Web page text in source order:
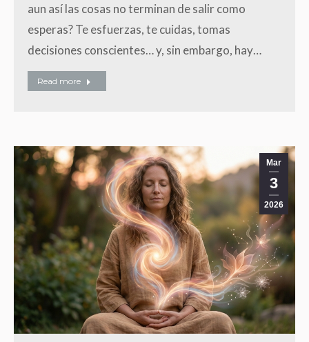
aun así las cosas no terminan de salir como
esperas? Te esfuerzas, te cuidas, tomas
decisiones conscientes… y, sin embargo, hay…
Read more
Mar
3
2026